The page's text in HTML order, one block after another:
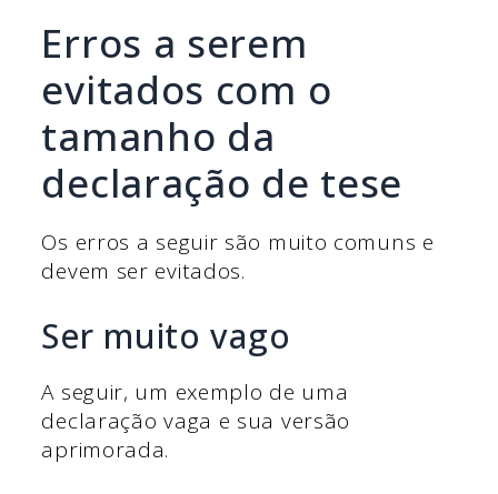
Erros a serem
evitados com o
tamanho da
declaração de tese
Os erros a seguir são muito comuns e
devem ser evitados.
Ser muito vago
A seguir, um exemplo de uma
declaração vaga e sua versão
aprimorada.